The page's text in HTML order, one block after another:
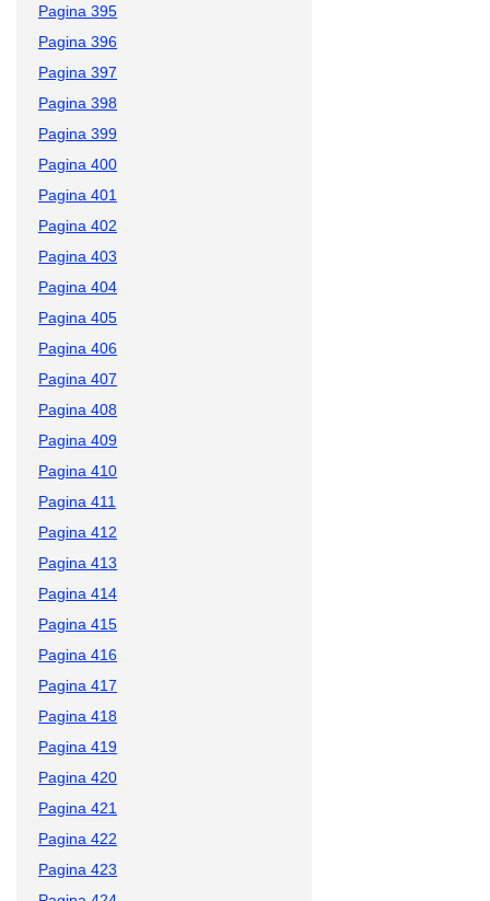
Pagina 395
Pagina 396
Pagina 397
Pagina 398
Pagina 399
Pagina 400
Pagina 401
Pagina 402
Pagina 403
Pagina 404
Pagina 405
Pagina 406
Pagina 407
Pagina 408
Pagina 409
Pagina 410
Pagina 411
Pagina 412
Pagina 413
Pagina 414
Pagina 415
Pagina 416
Pagina 417
Pagina 418
Pagina 419
Pagina 420
Pagina 421
Pagina 422
Pagina 423